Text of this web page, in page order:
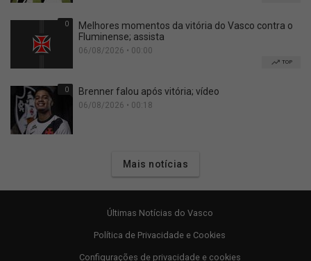
0
Melhores momentos da vitória do Vasco contra o
Fluminense; assista
06/08/2026 • 00:00
TOP
0 Brenner falou após vitória; vídeo
06/08/2026 • 00:18
Mais notícias
Últimas Notícias do Vasco
Política de Privacidade e Cookies
Configurações de privacidade e cookies